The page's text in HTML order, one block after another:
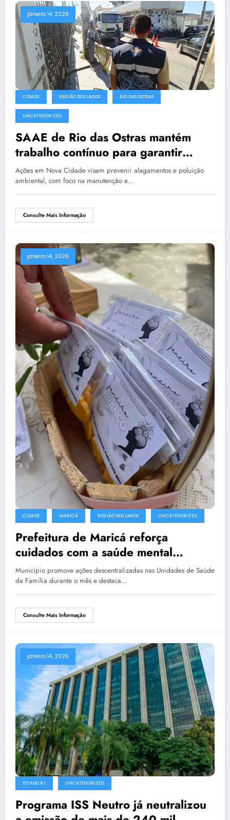
janeiro 14, 2026
CIDADE REGIÃO DOS LAGOS RIO DAS OSTRAS
UNCATEGORIZED
SAAE de Rio das Ostras mantém
trabalho contínuo para garantir
drenagem eficiente e combater
esgoto irregular
Ações em Nova Cidade visam prevenir alagamentos e poluição
ambiental, com foco na manutenção e…
Consulte Mais Informação
janeiro 14, 2026
CIDADE MARICÁ REGIÃO DOS LAGOS UNCATEGORIZED
Prefeitura de Maricá reforça
cuidados com a saúde mental
durante o Janeiro Branco
Município promove ações descentralizadas nas Unidades de Saúde
da Família durante o mês e destaca…
Consulte Mais Informação
janeiro 14, 2026
ESTADO RJ UNCATEGORIZED
Programa ISS Neutro já neutralizou